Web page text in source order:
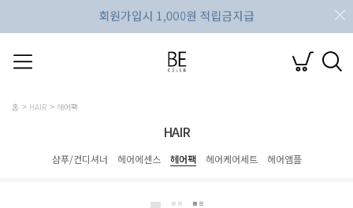
홈 HAIR 헤어팩
HAIR
샴푸/컨디셔너 헤어에센스 헤어팩 헤어케어세트 헤어앰플